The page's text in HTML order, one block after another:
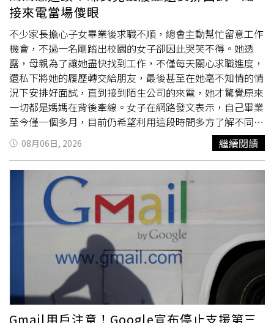
當罕見。近年來未曾發生類似情形，因此此案也成為上市櫃
公司首宗因內部作業因素導致股利延遲發放的案例。證期局
說明，依相關規定，上市櫃公司須於除息基準日後3個月內
完成現金股利發放。由於緯創已在法定期限內完成發放，因
此並未違反相關規範。不過，仍有股東反映，公司兩度發布
重大訊息時，公告時間可能不夠即時，且公告內容恐有錯
誤，進而影響投資人資金規劃與市場資訊判斷。對此，金管
會已要求證交所及集保所調查緯創重大訊息的發布時點是否
符合規定，以及 公告內容是否存在不實或錯誤情形。若查證
屬實，將依規定處以新台幣3萬元至50萬元違約金。由於此
次受影響股東約40萬人，主管機關也要求相關單位儘速完成
調查。此外，證期局表示，目前國內採自辦股務的上市櫃公
司數量不多，單一企業約4家，若連同企業集團計算約有10
家。緯創即屬少數自辦股務企業之一。若此次調查結果顯示
公司在股務作業管理上確有重大疏失，主管機關將考慮收回
其自辦股務資格，並要求改由專業機構辦理相關股務作業。
接來電當場傻眼
不少家長擔心子女畢業後求職不順，總會主動幫忙留意工作
機會，不過一名剛踏出校園的女子卻因此哭笑不得。她透
露，母親為了讓她盡快找到工作，不僅每天關心求職進度，
還私下將她的履歷轉交給朋友，最後甚至在她毫不知情的情
況下安排好面試，直到接到陌生公司的來電，她才驚覺原來
一切都是媽媽在背後牽線。女子在網路發文表示，自己畢業
至今僅一個多月，目前仍希望利用這段時間多方了解不同職
缺，找到真正適合自己的工作，因此並未急著投入職場。然
而，在母親眼中，她似乎已經到了必須立刻就業的時候，幾
她形容，母親如今對任何一通電話都抱著期待，只要手機鈴
聲響起，就會立刻關心是不是公司來電。有一次只是外送員
聯絡取餐，母親還誤以為終於等到面試通知，得知真相後難
掩失望神情，也讓她忍不住苦笑。除了口頭關心外，母親更
積極替她蒐集求職資訊，無論是親友介紹的工作、社群平台
上的徵才貼文，或是外出時看見店家張貼的徵人
公告
，都會
一一拍照或截圖傳給她，希望增加找到工作的機會。真正讓
她措手不及的，是日前接到一通陌生公司的來電。對方表
示，希望邀請她前往面試，並提到是「王小姐」推薦的人
選。由於她從未向該公司投遞履歷，第一時間還以為遇到詐
08月06日, 2026 繼續閱讀
Gmail用戶注意！Google宣布停止支援第三